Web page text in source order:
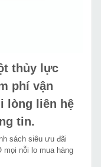
thủy lực
phí vận
lòng liên hệ
tin.
sách siêu ưu đãi
mọi nỗi lo mua hàng